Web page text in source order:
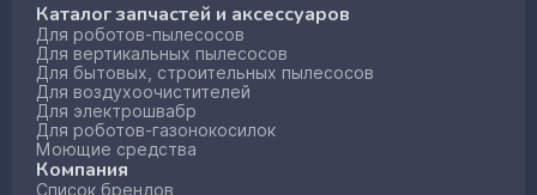
Каталог запчастей и аксессуаров
Для роботов-пылесосов
Для вертикальных пылесосов
Для бытовых, строительных пылесосов
Для воздухоочистителей
Для электрошвабр
Для роботов-газонокосилок
Моющие средства
Компания
Список брендов